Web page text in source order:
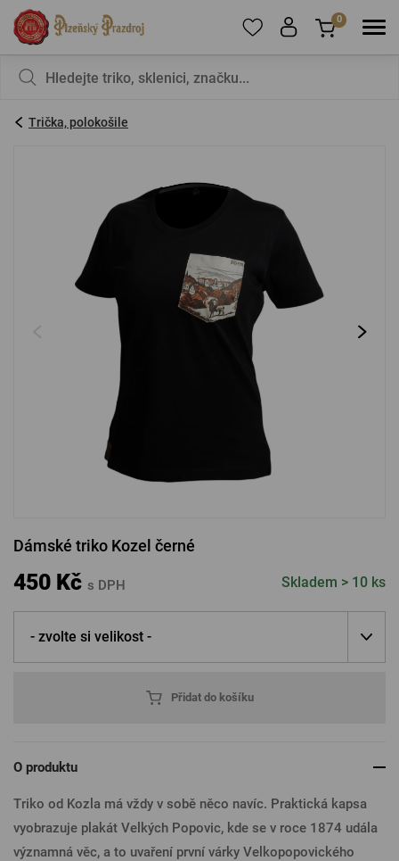
registrujte
PŘIHLÁSIT SE
Zapomenuté heslo Nová registrace
PŘIHLÁSIT PŘES FACEBOOK
PŘIHLÁSIT PŘES SEZNAM
0
Trička, polokošile
Dámské triko Kozel černé
450 Kč s DPH Skladem > 10 ks
- zvolte si velikost -
Přidat do košíku
O produktu
Triko od Kozla má vždy v sobě něco navíc. Praktická kapsa
vyobrazuje plakát Velkých Popovic, kde se v roce 1874 udála
významná věc, a to uvaření první várky Velkopopovického